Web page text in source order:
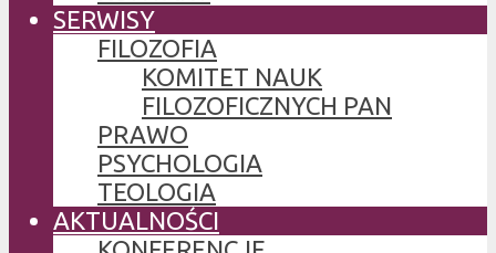
SERWISY
FILOZOFIA
KOMITET NAUK
FILOZOFICZNYCH PAN
PRAWO
PSYCHOLOGIA
TEOLOGIA
AKTUALNOŚCI